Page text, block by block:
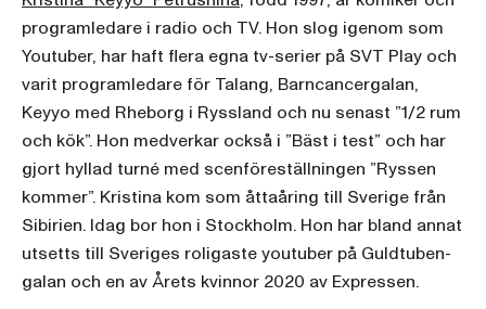
programledare i radio och TV. Hon slog igenom som
Youtuber, har haft flera egna tv-serier på SVT Play och
varit programledare för Talang, Barncancergalan,
Keyyo med Rheborg i Ryssland och nu senast ”1/2 rum
och kök”. Hon medverkar också i ”Bäst i test” och har
gjort hyllad turné med scenföreställningen ”Ryssen
kommer”. Kristina kom som åttaåring till Sverige från
Sibirien. Idag bor hon i Stockholm. Hon har bland annat
utsetts till Sveriges roligaste youtuber på Guldtuben-
galan och en av Årets kvinnor 2020 av Expressen.